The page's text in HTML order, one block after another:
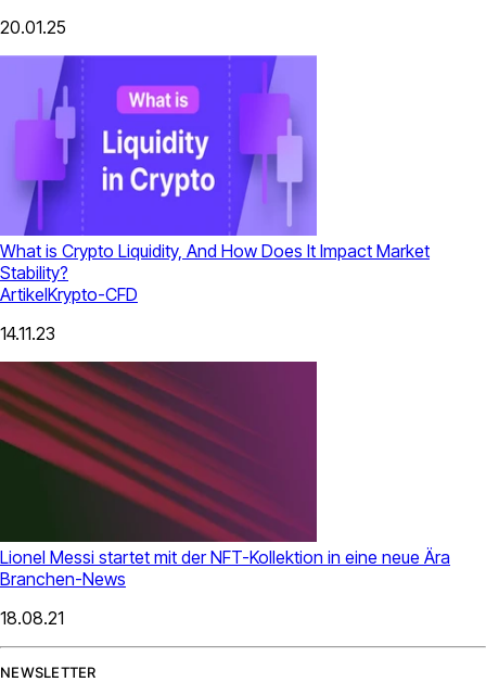
20.01.25
What is Crypto Liquidity, And How Does It Impact Market
Stability?
ArtikelKrypto-CFD
14.11.23
Lionel Messi startet mit der NFT-Kollektion in eine neue Ära
Branchen-News
18.08.21
NEWSLETTER